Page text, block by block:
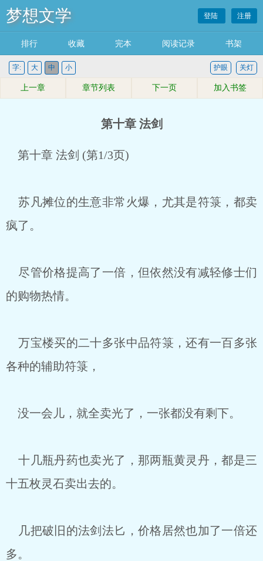
梦想文学 登陆 注册
排行 收藏 完本 阅读记录 书架
字: 大 中 小 关灯
护眼
上一章 章节列表 下一页 加入书签
第十章 法剑
第十章 法剑 (第1/3页)
苏凡摊位的生意非常火爆，尤其是符箓，都卖
疯了。
尽管价格提高了一倍，但依然没有减轻修士们
的购物热情。
万宝楼买的二十多张中品符箓，还有一百多张
各种的辅助符箓，
没一会儿，就全卖光了，一张都没有剩下。
十几瓶丹药也卖光了，那两瓶黄灵丹，都是三
十五枚灵石卖出去的。
几把破旧的法剑法匕，价格居然也加了一倍还
多。